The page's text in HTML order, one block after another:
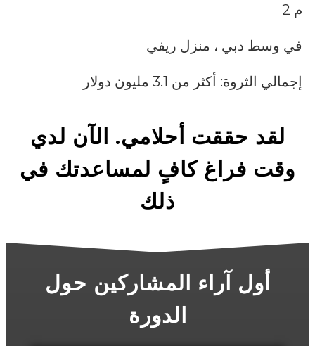
م 2
في وسط دبي ، منزل ريفي
إجمالي الثروة: أكثر من 3.1 مليون دولار
لقد حققت أحلامي. الآن لدي
وقت فراغ كافٍ لمساعدتك في
ذلك
أول آراء المشاركين حول
الدورة